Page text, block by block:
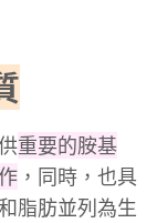
重要的胺基
，同時，也具
脂肪並列為生